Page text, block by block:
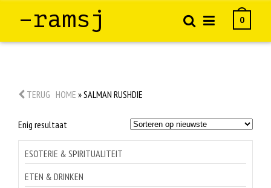
–ramsj 0
TERUG HOME »SALMAN RUSHDIE
Enig resultaat
ESOTERIE & SPIRITUALITEIT
ETEN & DRINKEN